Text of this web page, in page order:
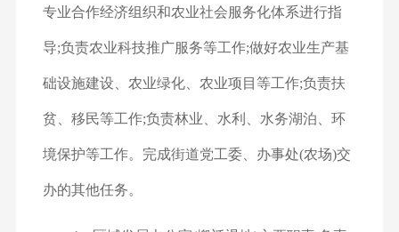
专业合作经济组织和农业社会服务化体系进行指
导;负责农业科技推广服务等工作;做好农业生产基
础设施建设、农业绿化、农业项目等工作;负责扶
贫、移民等工作;负责林业、水利、水务湖泊、环
境保护等工作。完成街道党工委、办事处(农场)交
办的其他任务。